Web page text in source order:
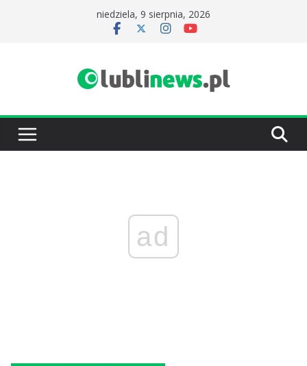
niedziela, 9 sierpnia, 2026
ad